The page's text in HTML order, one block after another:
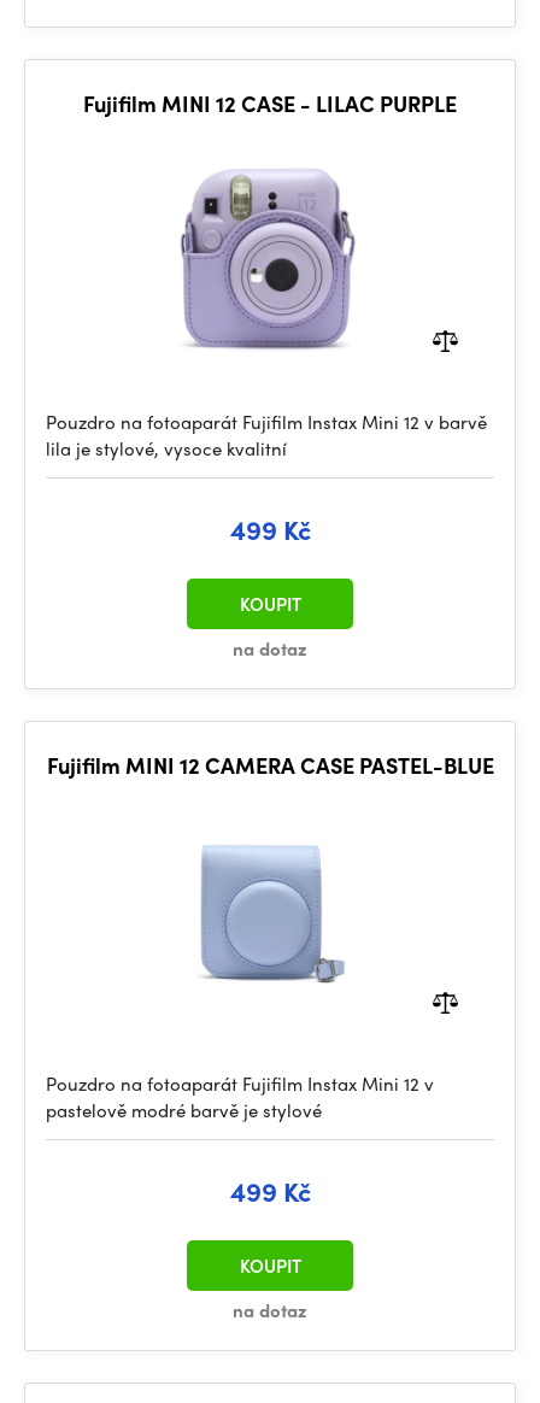
Fujifilm MINI 12 CASE - LILAC PURPLE
Pouzdro na fotoaparát Fujifilm Instax Mini 12 v barvě
lila je stylové, vysoce kvalitní
499 Kč
na dotaz
KOUPIT
Fujifilm MINI 12 CAMERA CASE PASTEL-BLUE
Pouzdro na fotoaparát Fujifilm Instax Mini 12 v
pastelově modré barvě je stylové
499 Kč
na dotaz
KOUPIT